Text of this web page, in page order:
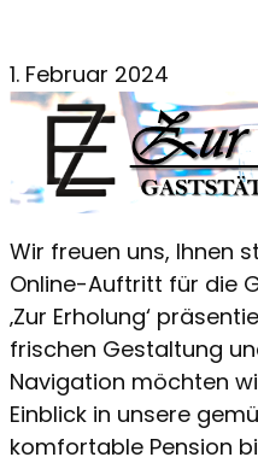
1. Februar 2024
Wir freuen uns, Ihnen
Online-Auftritt für die
‚Zur Erholung‘
frischen Gestaltung
Navigation möchten
Einblick in unsere
komfortable Pension